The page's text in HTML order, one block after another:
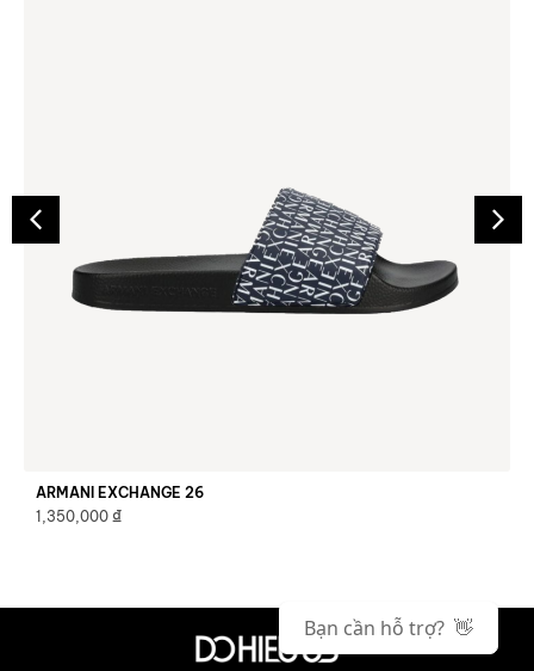
ARMANI EXCHANGE 26
1,350,000 ₫
Bạn cần hỗ trợ? 👋